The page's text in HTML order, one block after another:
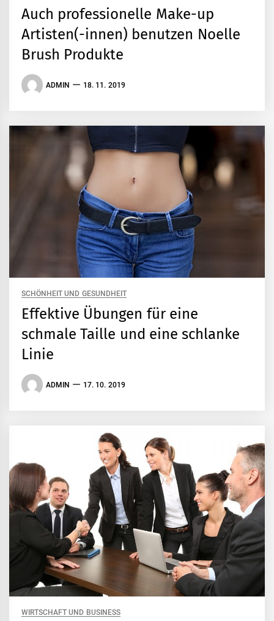
Auch professionelle Make-up
Artisten(-innen) benutzen Noelle
Brush Produkte
ADMIN 18. 11. 2019
SCHÖNHEIT UND GESUNDHEIT
Effektive Übungen für eine
schmale Taille und eine schlanke
Linie
ADMIN 17. 10. 2019
WIRTSCHAFT UND BUSINESS